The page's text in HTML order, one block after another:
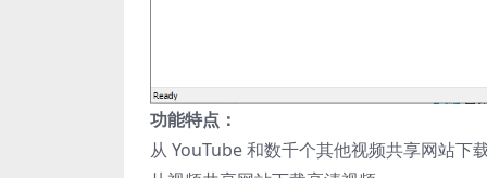
功能特点：
从 YouTube 和数千个其他视频共享网站下